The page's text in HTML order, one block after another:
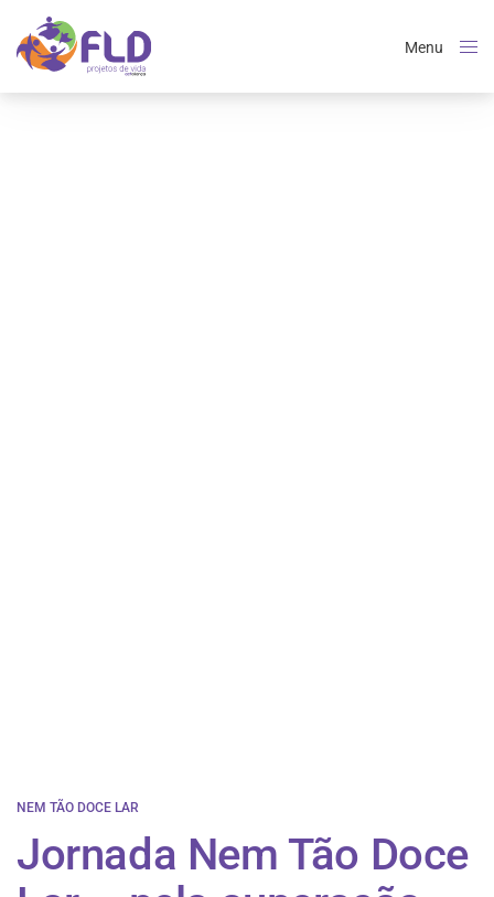
Menu
NEM TÃO DOCE LAR
Jornada Nem Tão Doce